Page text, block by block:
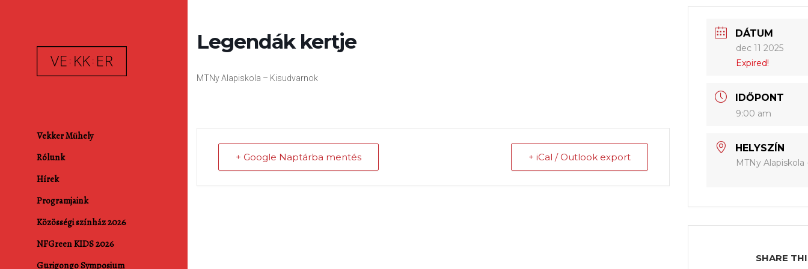
Vekker Műhely
Rólunk
Hírek
Programjaink
Közösségi színház 2026
NFGreen KIDS 2026
Gurigongo Symposium
Legendák kertje
MTNy Alapiskola – Kisudvarnok
+ Google Naptárba mentés + iCal / Outlook export
DÁTUM
dec 11 2025
Expired!
IDŐPONT
9:00 am
HELYSZÍN
MTNy
SHARE